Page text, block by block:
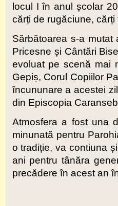
locul I în anul școlar
cărți de rugăciune,
Sărbătoarea s-a
Pricesne și Cântări
evoluat pe scenă mai
Gepiș, Corul Copiilor
încununare a acestei
din Episcopia
Atmosfera a fost una
minunată pentru
o tradiție, va contiuna
ani pentru tânăra
precădere în acest an